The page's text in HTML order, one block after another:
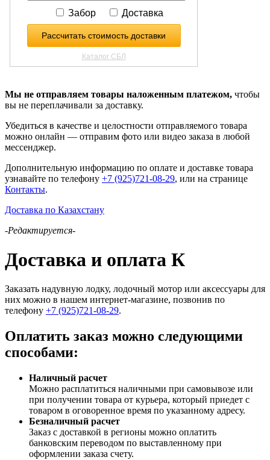
Мы не отправляем товары наложенным платежом, чтобы
вы не переплачивали за доставку.
Убедиться в качестве и целостности отправляемого товара
можно онлайн — отправим фото или видео заказа в любой
мессенджер.
Дополнительную информацию по оплате и доставке товара
узнавайте по телефону +7 (925)721-08-29, или на странице
Контакты.
Доставка по Казахстану
-Редактируется-
Доставка и оплата К
Заказать надувную лодку, лодочный мотор или аксессуары для
них можно в нашем интернет-магазине, позвонив по
телефону +7 (925)721-08-29.
Оплатить заказ можно следующими
способами:
Наличный расчет
Можно расплатиться наличными при самовывозе или
при получении товара от курьера, который приедет с
товаром в оговоренное время по указанному адресу.
Безналичный расчет
Заказ c доставкой в регионы можно оплатить
банковским переводом по выставленному при
оформлении заказа счету.